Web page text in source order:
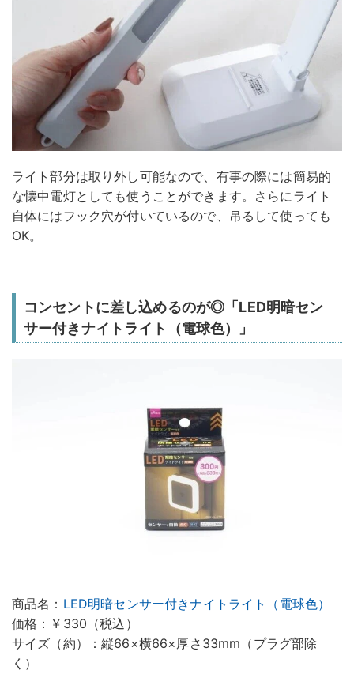
ライト部分は取り外し可能なので、有事の際には簡易的
な懐中電灯としても使うことができます。さらにライト
自体にはフック穴が付いているので、吊るして使っても
OK。
コンセントに差し込めるのが◎「LED明暗セン
サー付きナイトライト（電球色）」
商品名： LED明暗センサー付きナイトライト（電球色）
価格：￥330（税込）
サイズ（約）：縦66×横66×厚さ33mm（プラグ部除
く）